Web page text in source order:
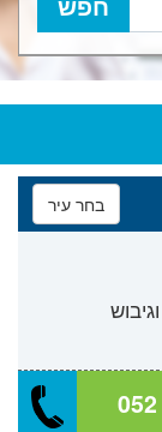
בחר עיר